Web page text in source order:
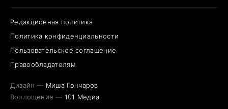
Редакционная политика
Политика конфиденциальности
Пользовательское соглашение
Правообладателям
Дизайн — Миша Гончаров
Воплощение — 101 Медиа